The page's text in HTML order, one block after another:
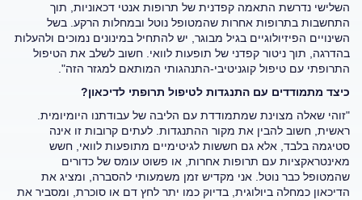
השלישי נדרשת התאמה קפדנית של תרופות אנטי דכאוניות, תוך
התחשבות בתרופות אחרות שהמטופל נוטל ובמחלות הרקע. בשל
השינויים הפיזיולוגיים בגיל מבוגר, יש להתחיל במינונים נמוכים ולהעלות
בהדרגה, תוך ניטור קפדני של תופעות לוואי. חשוב לשלב את הטיפול
התרופתי עם טיפול קוגניטיבי-התנהגותי המותאם למגזר הזה".
כיצד מתמודדים עם התנגדות לטיפול תרופתי לדיכאון?
"זוהי שאלה מצוינת שמתמודדת עם הליבה של עבודתנו היומיומית.
ראשית, חשוב להבין את מקור ההתנגדות. לעתים קרובות זו אינה
סטיגמה בלבד, אלא גם חששות לגיטימיים מתופעות לוואי, חשש
מאינטראקציות עם תרופות אחרות, או פשוט עומס של כדורים
שהמטופל כבר נוטל. אני מקדיש זמן משמעותי להסברה, ומציג את
הדיכאון כמחלה ביולוגית, בדיוק כמו יתר לחץ דם או סוכרת, ומסביר את